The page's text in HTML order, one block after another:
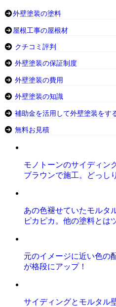
外壁塗装の塗料
屋根工事の屋根材
クチコミ評判
外壁塗装の保証制度
外壁塗装の費用
外壁塗装の知識
補助金を活用して外壁塗装をす
無料お見積
モノトーンのサイディン
ブラウンで施工。どっし
あの色褪せていたモルタ
ピカピカ。他の塗料とは
元のイメージに近い色の
が格段にアップ！
サイディングとモルタル